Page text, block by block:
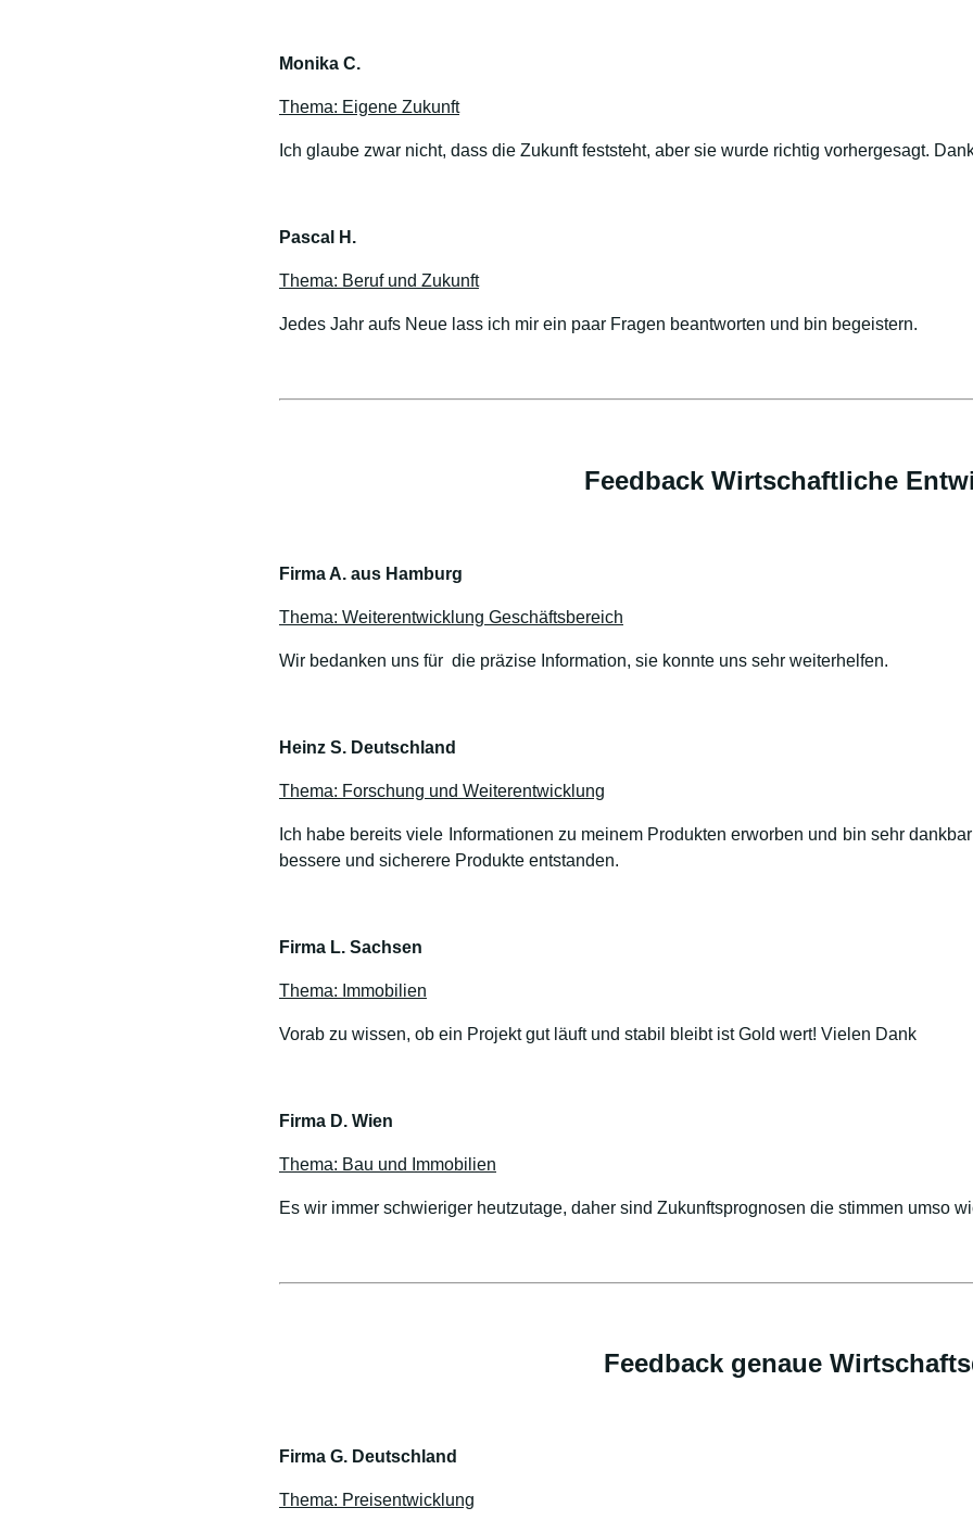
Monika C.
Thema: Eigene Zukunft
Ich glaube zwar nicht, dass die Zukunft feststeht, aber sie wurde richtig vorhergesagt.
Pascal H.
Thema: Beruf und Zukunft
Jedes Jahr aufs Neue lass ich mir ein paar Fragen beantworten und bin begeistern.
Feedback Wirtschaftliche
Firma A. aus Hamburg
Thema: Weiterentwicklung Geschäftsbereich
Wir bedanken uns für die präzise Information, sie konnte uns sehr weiterhelfen.
Heinz S. Deutschland
Thema: Forschung und Weiterentwicklung
Ich habe bereits viele Informationen zu meinem Produkten erworben und bin sehr
bessere und sicherere Produkte entstanden.
Firma L. Sachsen
Thema: Immobilien
Vorab zu wissen, ob ein Projekt gut läuft und stabil bleibt ist Gold wert! Vielen Dank
Firma D. Wien
Thema: Bau und Immobilien
Es wir immer schwieriger heutzutage, daher sind Zukunftsprognosen die stimmen umso
Feedback genaue
Firma G. Deutschland
Thema: Preisentwicklung